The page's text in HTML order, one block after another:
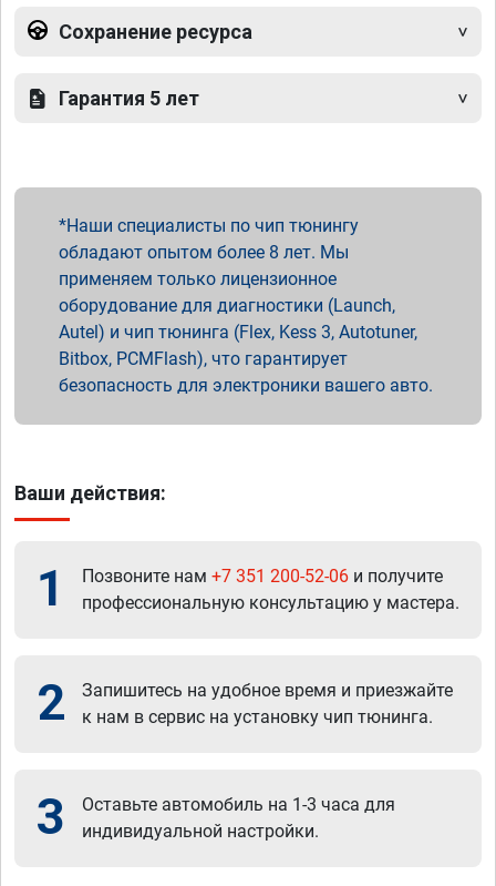
Сохранение ресурса
Гарантия 5 лет
Наши специалисты по чип тюнингу
обладают опытом более 8 лет. Мы
применяем только лицензионное
оборудование для диагностики (Launch,
Autel) и чип тюнинга (Flex, Kess 3, Autotuner,
Bitbox, PCMFlash), что гарантирует
безопасность для электроники вашего авто.
Ваши действия:
1 Позвоните нам +7 351 200-52-06 и получите
профессиональную консультацию у мастера.
2
Запишитесь на удобное время и приезжайте
к нам в сервис на установку чип тюнинга.
3
Оставьте автомобиль на 1-3 часа для
индивидуальной настройки.